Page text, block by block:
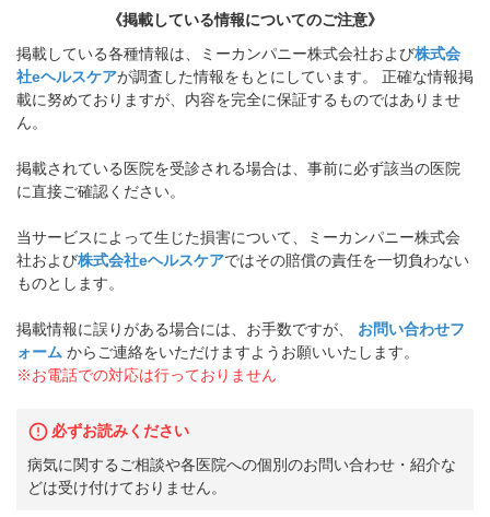
《掲載している情報についてのご注意》
掲載している各種情報は、ミーカンパニー株式会社および株式会
社eヘルスケアが調査した情報をもとにしています。 正確な情報掲
載に努めておりますが、内容を完全に保証するものではありませ
ん。
掲載されている医院を受診される場合は、事前に必ず該当の医院
に直接ご確認ください。
当サービスによって生じた損害について、ミーカンパニー株式会
社および株式会社eヘルスケアではその賠償の責任を一切負わない
ものとします。
掲載情報に誤りがある場合には、お手数ですが、
お問い合わせフ
ォーム からご連絡をいただけますようお願いいたします。
※お電話での対応は行っておりません
必ずお読みください
病気に関するご相談や各医院への個別のお問い合わせ・紹介な
どは受け付けておりません。